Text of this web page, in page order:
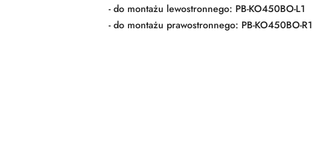
- do montażu lewostronnego: PB-KO450BO-L1
- do montażu prawostronnego: PB-KO450BO-R1